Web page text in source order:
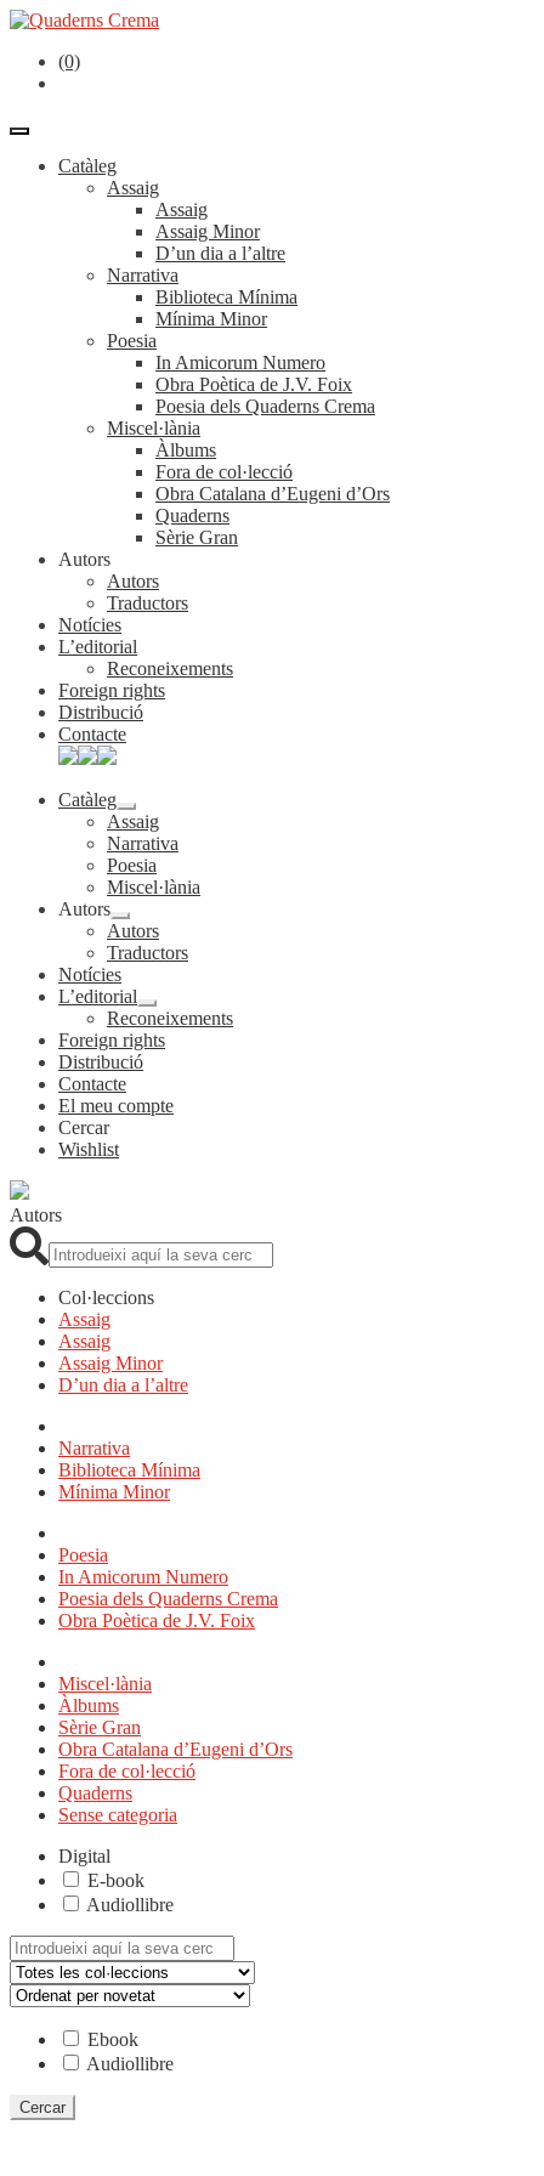
(0)
Catàleg
Assaig
Assaig
Assaig Minor
D’un dia a l’altre
Narrativa
Biblioteca Mínima
Mínima Minor
Poesia
In Amicorum Numero
Obra Poètica de J.V. Foix
Poesia dels Quaderns Crema
Miscel·lània
Àlbums
Fora de col·lecció
Obra Catalana d’Eugeni d’Ors
Quaderns
Sèrie Gran
Autors
Autors
Traductors
Notícies
L’editorial
Reconeixements
Foreign rights
Distribució
Contacte
Catàleg
Expandeix
el
menú
secundari
Assaig
Narrativa
Poesia
Miscel·lània
Autors
Expandeix
el
menú
secundari
Autors
Traductors
Notícies
L’editorial
Expandeix
el
menú
Reconeixements
Foreign rights
Distribució
Contacte
El meu compte
Cercar
Wishlist
Autors
Col·leccions
Assaig
Assaig
Assaig Minor
D’un dia a l’altre
Narrativa
Biblioteca Mínima
Mínima Minor
Poesia
In Amicorum Numero
Poesia dels Quaderns Crema
Obra Poètica de J.V. Foix
Miscel·lània
Àlbums
Sèrie Gran
Obra Catalana d’Eugeni d’Ors
Fora de col·lecció
Quaderns
Sense categoria
Digital
E-book
Audiollibre
Cerca:
Ebook
Audiollibre